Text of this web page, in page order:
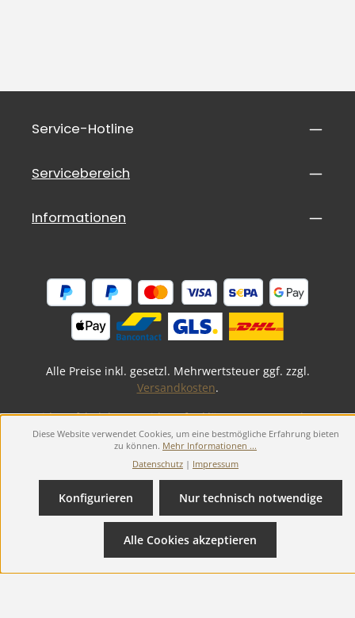
Service-Hotline
Servicebereich
Informationen
Alle Preise inkl. gesetzl. Mehrwertsteuer ggf. zzgl.
Versandkosten.
© 2026 Defibrillator24.de - with byStarmedic GmbH
WiderrufsbelehrungWiderruf erklärenAGBDatenschutz
Impressum
Diese Website verwendet Cookies, um eine bestmögliche Erfahrung bieten
zu können. Mehr Informationen ...
Datenschutz | Impressum
Nur technisch notwendige
Konfigurieren
Alle Cookies akzeptieren